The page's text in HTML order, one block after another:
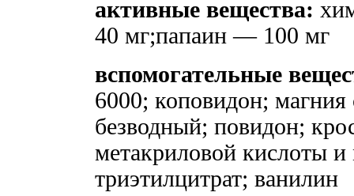
активные вещества:
40 мг;папаин — 100 мг
вспомогательные
6000; коповидон; магния
безводный; повидон;
метакриловой кислоты и
триэтилцитрат; ванилин